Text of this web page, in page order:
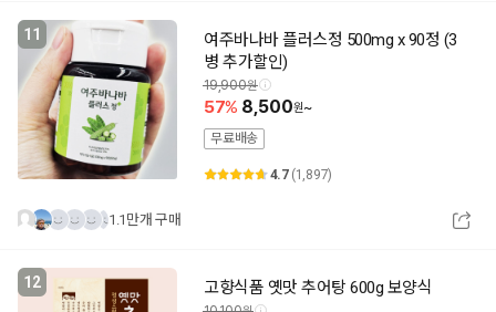
11
여주바나바 플러스정 500mg x 90정 (3
병 추가할인)
19,900
57 8,500
~
무료배송
4.7 (1,897)
1.1만개 구매
12 고향식품 옛맛 추어탕 600g 보양식